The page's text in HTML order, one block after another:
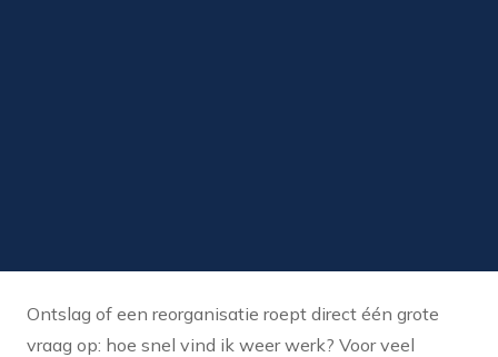
Ontslag of een reorganisatie roept direct één grote
vraag op: hoe snel vind ik weer werk? Voor veel